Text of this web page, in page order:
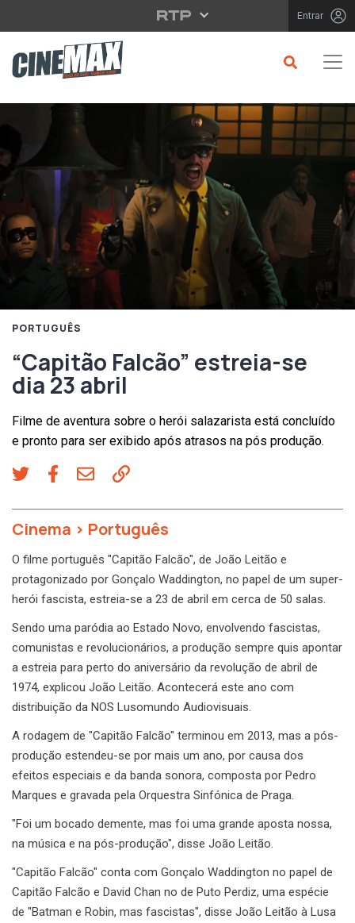
Saltar para o conteúdo principal Entrar
PORTUGUÊS
“Capitão Falcão” estreia-se
dia 23 abril
Filme de aventura sobre o herói salazarista está concluído
e pronto para ser exibido após atrasos na pós produção.
Cinema > Português
O filme português "Capitão Falcão", de João Leitão e
protagonizado por Gonçalo Waddington, no papel de um super-
herói fascista, estreia-se a 23 de abril em cerca de 50 salas.
Sendo uma paródia ao Estado Novo, envolvendo fascistas,
comunistas e revolucionários, a produção sempre quis apontar
a estreia para perto do aniversário da revolução de abril de
1974, explicou João Leitão. Acontecerá este ano com
distribuição da NOS Lusomundo Audiovisuais.
A rodagem de "Capitão Falcão" terminou em 2013, mas a pós-
produção estendeu-se por mais um ano, por causa dos
efeitos especiais e da banda sonora, composta por Pedro
Marques e gravada pela Orquestra Sinfónica de Praga.
"Foi um bocado demente, mas foi uma grande aposta nossa,
na música e na pós-produção", disse João Leitão.
"Capitão Falcão" conta com Gonçalo Waddington no papel de
Capitão Falcão e David Chan no de Puto Perdiz, uma espécie
de "Batman e Robin, mas fascistas", disse João Leitão à Lusa